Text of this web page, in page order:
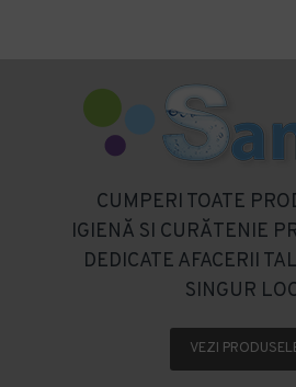
CUMPERI TOATE
IGIENĂ SI CURĂTENIE
DEDICATE AFACERII
SINGUR
VEZI